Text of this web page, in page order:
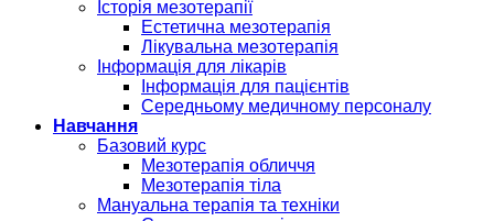
Історія мезотерапії
Естетична мезотерапія
Лікувальна мезотерапія
Інформація для лікарів
Інформація для пацієнтів
Середньому медичному персоналу
Навчання
Базовий курс
Мезотерапія обличчя
Мезотерапія тіла
Мануальна терапія та техніки